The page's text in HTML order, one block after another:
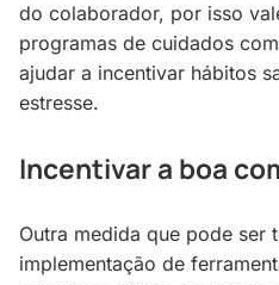
do colaborador, por isso
programas de cuidados
ajudar a incentivar hábitos
estresse.
Incentivar a boa
Outra medida que pode ser
implementação de